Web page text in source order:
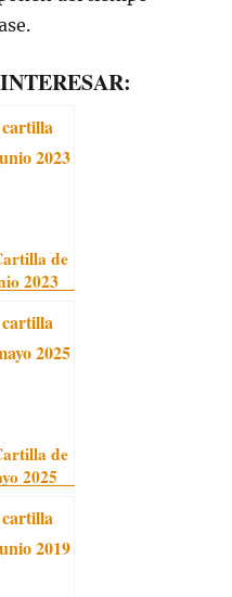
de
2023
de
2025